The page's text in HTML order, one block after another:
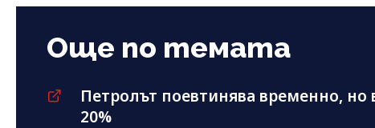
Още по темата
Петролът поевтинява временно,
20%